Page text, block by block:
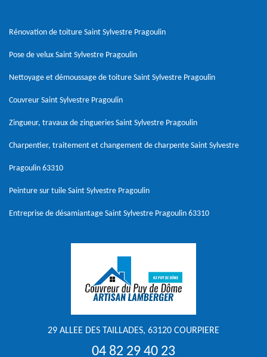
Rénovation de toiture Saint Sylvestre Pragoulin
Pose de velux Saint Sylvestre Pragoulin
Nettoyage et démoussage de toiture Saint Sylvestre Pragoulin
Couvreur Saint Sylvestre Pragoulin
Zingueur, travaux de zingueries Saint Sylvestre Pragoulin
Charpentier, traitement et changement de charpente Saint Sylvestre
Pragoulin 63310
Peinture sur tuile Saint Sylvestre Pragoulin
Entreprise de désamiantage Saint Sylvestre Pragoulin 63310
29 ALLEE DES TAILLADES, 63120 COURPIERE
04 82 29 40 23